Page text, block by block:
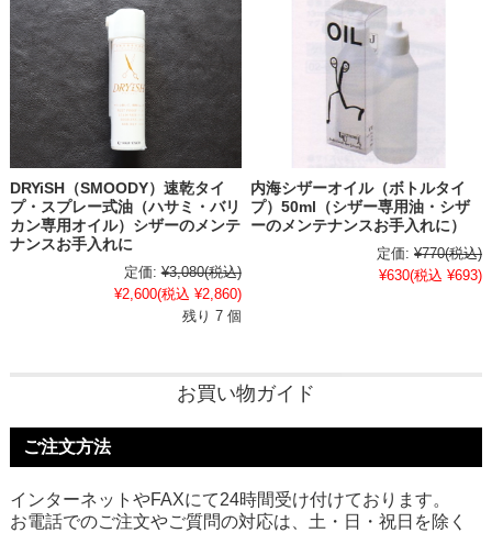
DRYiSH（SMOODY）速乾タイ
プ・スプレー式油（ハサミ・バリ
カン専用オイル）シザーのメンテ
ナンスお手入れに
定価: ¥3,080(税込)
¥2,600(税込 ¥2,860)
残り 7 個
内海シザーオイル（ボトルタイ
プ）50ml（シザー専用油・シザ
ーのメンテナンスお手入れに）
定価: ¥770(税込)
¥630(税込 ¥693)
お買い物ガイド
ご注文方法
インターネットやFAXにて24時間受け付けております。
お電話でのご注文やご質問の対応は、土・日・祝日を除く